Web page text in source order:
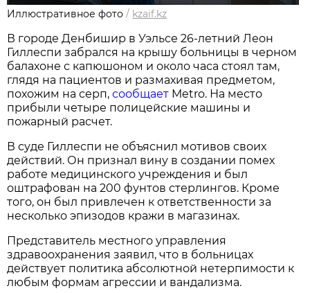
Иллюстративное фото / kzaif.kz
В городе Денбишир в Уэльсе 26-летний Леон
Гиллеспи забрался на крышу больницы в черном
балахоне с капюшоном и около часа стоял там,
глядя на пациентов и размахивая предметом,
похожим на серп,сообщает Metro. На место
прибыли четыре полицейские машины и
пожарный расчет.
В суде Гиллеспи не объяснил мотивов своих
действий. Он признал вину в создании помех
работе медицинского учреждения и был
оштрафован на 200 фунтов стерлингов. Кроме
того, он был привлечен к ответственности за
несколько эпизодов кражи в магазинах.
Представитель местного управления
здравоохранения заявил, что в больницах
действует политика абсолютной нетерпимости к
любым формам агрессии и вандализма.